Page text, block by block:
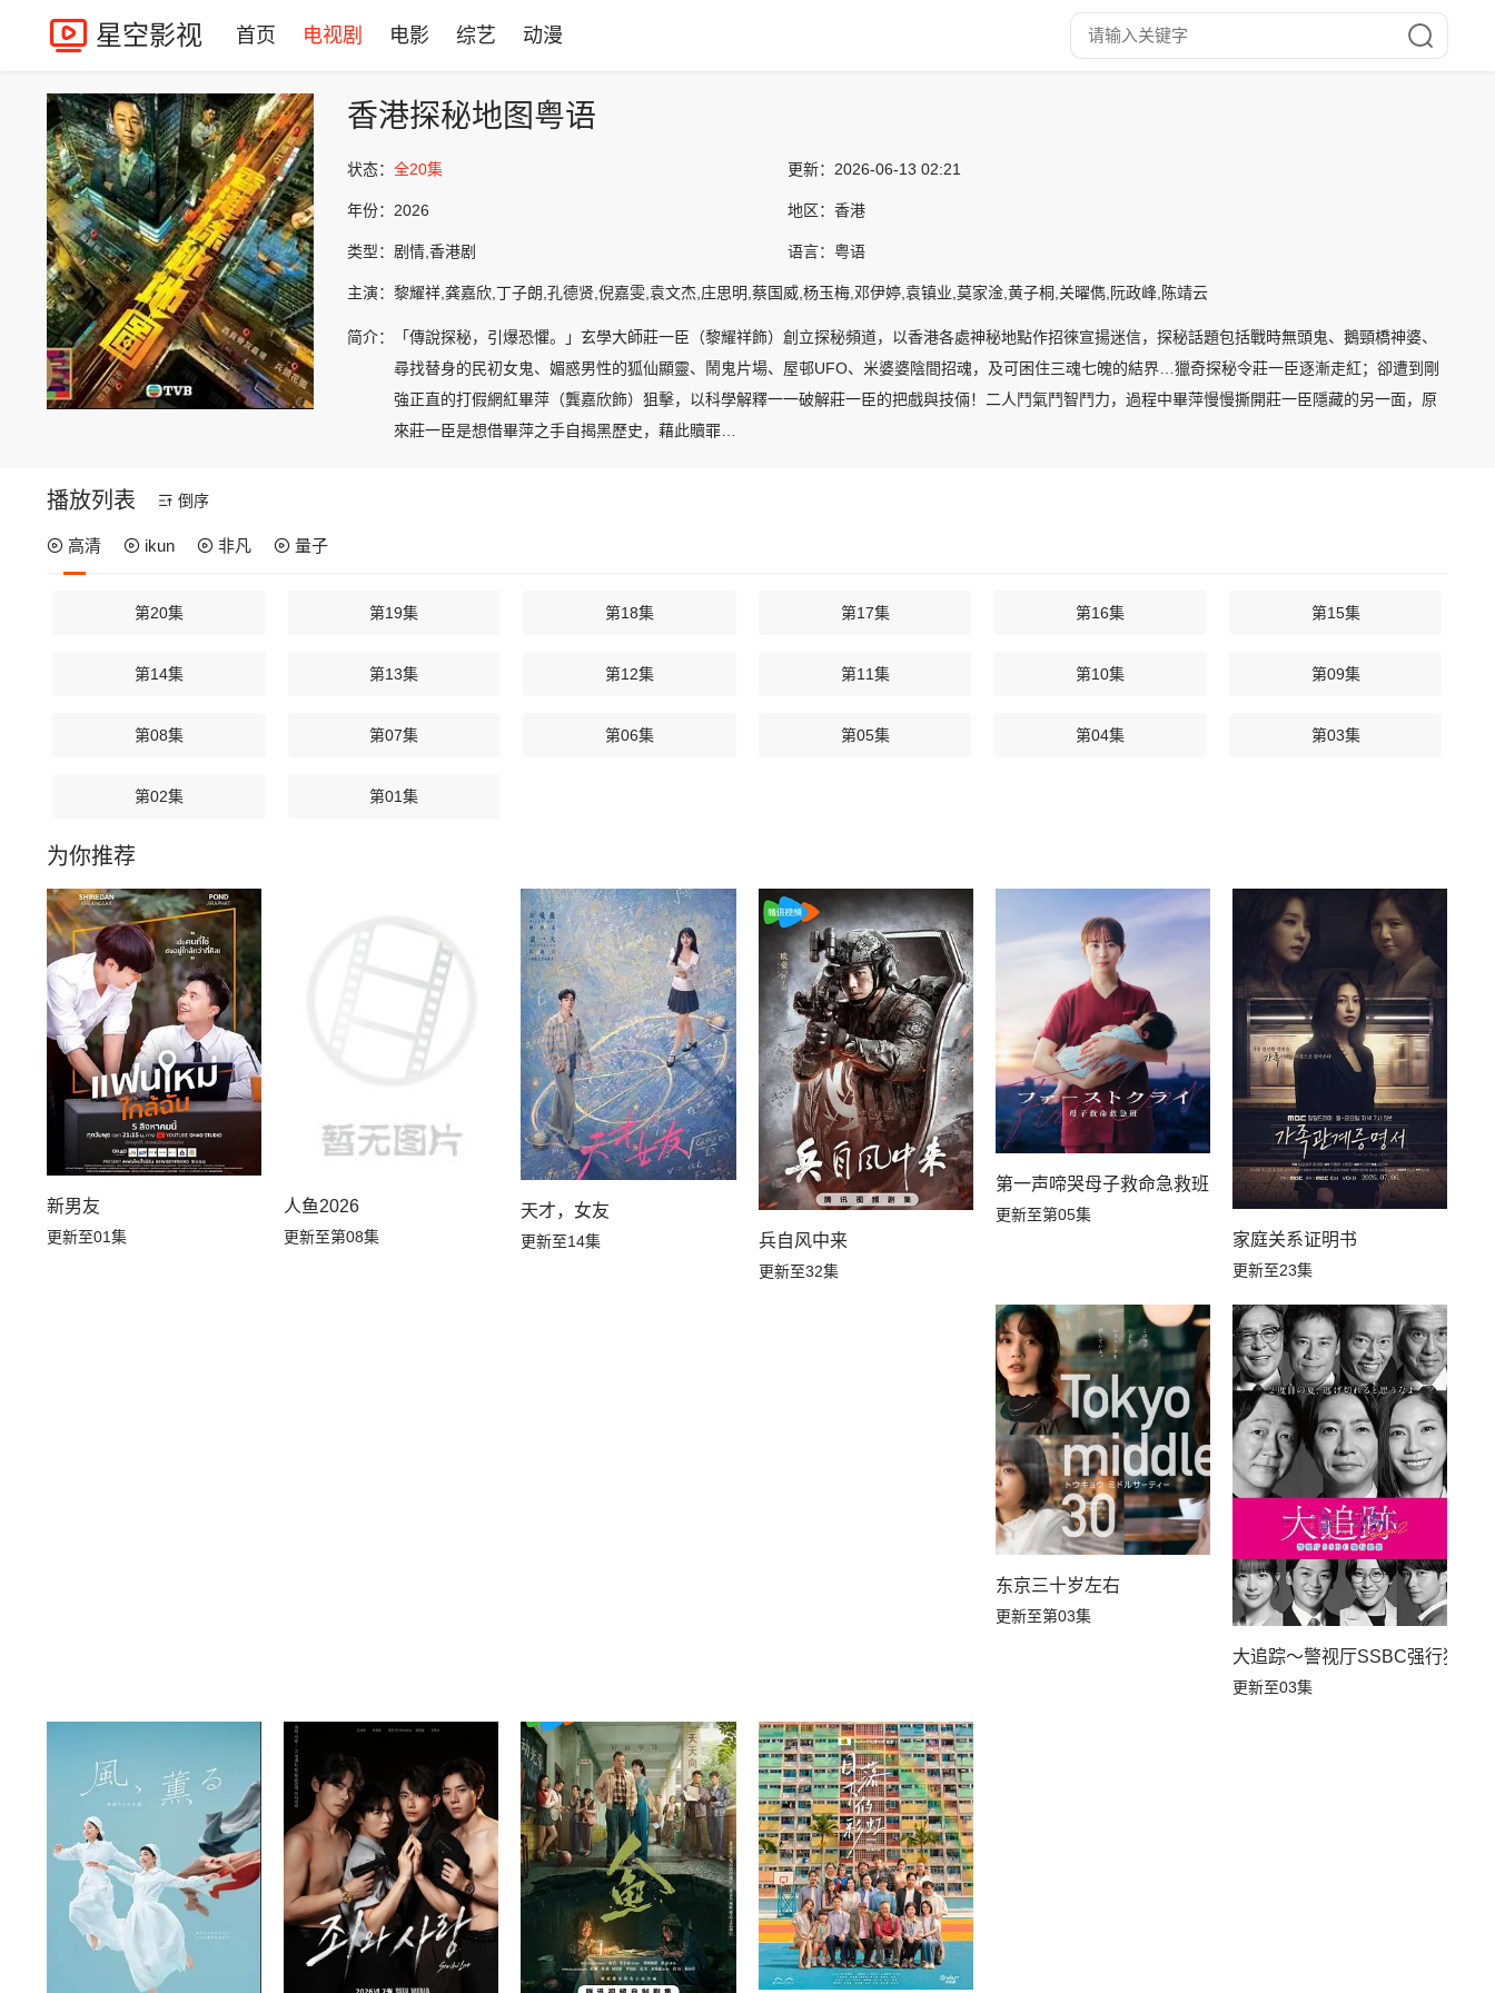
星空影视 首页 电视剧 电影 综艺 动漫
香港探秘地图粤语
状态： 全20集 更新： 2026-06-13 02:21
年份： 2026 地区： 香港
类型： 剧情,香港剧 语言： 粤语
主演： 黎耀祥,龚嘉欣,丁子朗,孔德贤,倪嘉雯,袁文杰,庄思明,蔡国威,杨玉梅,邓伊婷,袁镇业,莫家淦,黄子桐,关曜儁,阮政峰,陈靖云
简介：
「傳說探秘，引爆恐懼。」玄學大師莊一臣（黎耀祥飾）創立探秘頻道，以香港各處神秘地點作招徠宣揚迷信，探秘話題包括戰時無頭鬼、鵝頸橋神婆、
尋找替身的民初女鬼、媚惑男性的狐仙顯靈、鬧鬼片場、屋邨UFO、米婆婆陰間招魂，及可困住三魂七魄的結界…獵奇探秘令莊一臣逐漸走紅；卻遭到剛
強正直的打假網紅畢萍（龔嘉欣飾）狙擊，以科學解釋一一破解莊一臣的把戲與技倆！二人鬥氣鬥智鬥力，過程中畢萍慢慢撕開莊一臣隱藏的另一面，原
來莊一臣是想借畢萍之手自揭黑歷史，藉此贖罪…
播放列表 倒序
高清 ikun 非凡 量子
第20集 第19集 第18集 第17集 第16集 第15集
第14集 第13集 第12集 第11集 第10集 第09集
第08集 第07集 第06集 第05集 第04集 第03集
第02集 第01集
为你推荐
新男友
更新至01集
人鱼2026
更新至第08集
天才，女友
更新至14集 兵自风中来
更新至32集
第一声啼哭母子救命急救班
更新至第05集
家庭关系证明书
更新至23集
东京三十岁左右
更新至第03集
大追踪〜警视厅SSBC强行犯系
更新至03集